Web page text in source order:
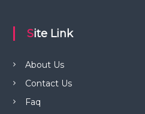
Site Link
About Us
Contact Us
Faq